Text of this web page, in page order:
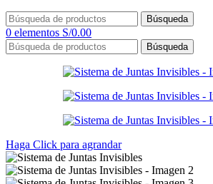
Búsqueda
0 elementos S/0.00
Búsqueda
Haga Click para agrandar